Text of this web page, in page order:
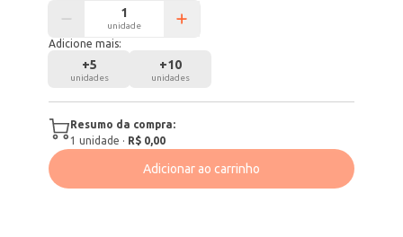
unidade
Adicione mais:
+5
unidades
+10
unidades
Resumo da compra:
1 unidade · R$ 0,00
Adicionar ao carrinho